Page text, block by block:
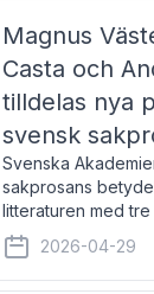
Magnus
Casta och
tilldelas nya
svensk
Svenska
sakprosans
litteraturen med
Svenska
framstående
sakprosa som i år
2026-04-29